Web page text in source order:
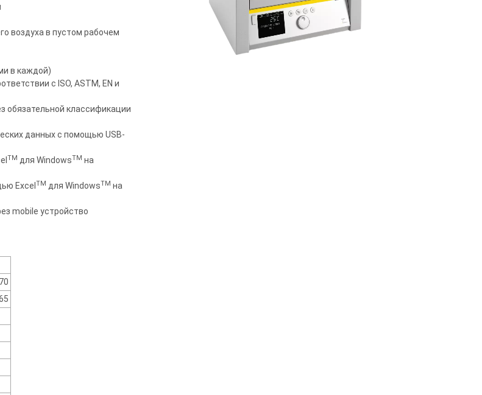
воздуха в пустом рабочем
в каждой)
с ISO, ASTM, EN и
обязательной классификации
данных с помощью USB-
TM для WindowsTM на
Excel TM для WindowsTM на
mobile устройство